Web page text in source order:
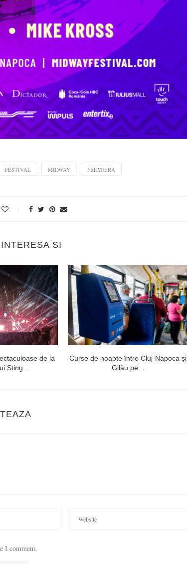
FESTIVAL MIDWAY PREMIERA
SI
de la
Sting...
Curse de noapte între Cluj-Napoca și
Gilău pe...
I comment.